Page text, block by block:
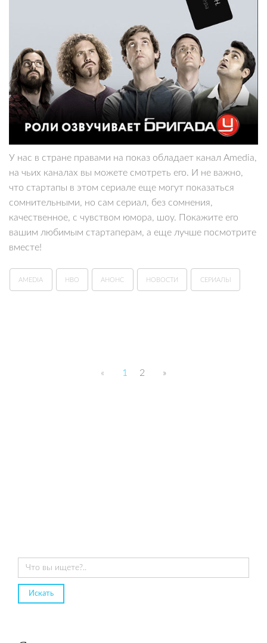
У нас в стране правами на показ обладает канал Amedia,
на чьих каналах вы можете смотреть его. И не важно,
что стартапы в этом сериале еще могут показаться
сомнительными, но сам сериал, без сомнения,
качественное, с чувством юмора, шоу. Покажите его
вашим любимым стартаперам, а еще лучше посмотрите
вместе!
AMEDIA HBO АНОНС НОВОСТИ СЕРИАЛЫ
« 1 2 »